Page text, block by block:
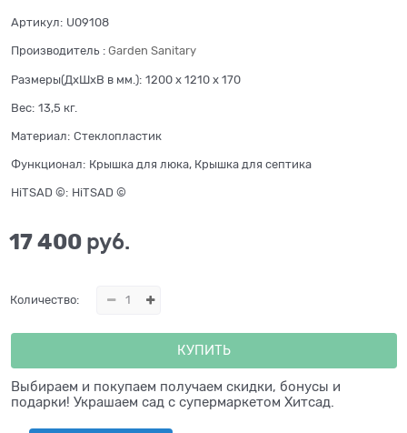
Артикул: U09108
Производитель : Garden Sanitary
Размеры(ДхШхВ в мм.): 1200 x 1210 x 170
Вес: 13,5 кг.
Материал: Стеклопластик
Функционал: Крышка для люка, Крышка для септика
HiTSAD ©: HiTSAD ©
17 400 руб.
Количество:
КУПИТЬ
Выбираем и покупаем получаем скидки, бонусы и
подарки! Украшаем сад с супермаркетом Хитсад.